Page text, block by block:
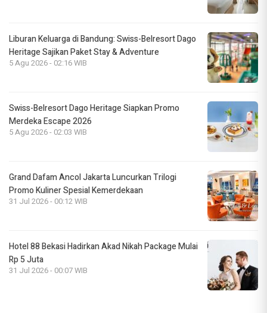
Liburan Keluarga di Bandung: Swiss-Belresort Dago
Heritage Sajikan Paket Stay & Adventure
5 Agu 2026 - 02:16 WIB
Swiss-Belresort Dago Heritage Siapkan Promo
Merdeka Escape 2026
5 Agu 2026 - 02:03 WIB
Grand Dafam Ancol Jakarta Luncurkan Trilogi
Promo Kuliner Spesial Kemerdekaan
31 Jul 2026 - 00:12 WIB
Hotel 88 Bekasi Hadirkan Akad Nikah Package Mulai
Rp 5 Juta
31 Jul 2026 - 00:07 WIB